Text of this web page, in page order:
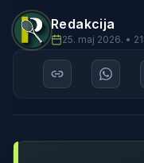
Redakcija
25. maj 2026. •